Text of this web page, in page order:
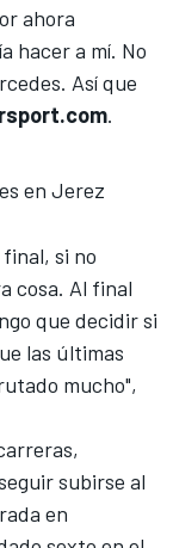
ahora
hacer a mí. No
Así que
.
en Jerez
si no
cosa. Al final
que decidir si
las últimas
mucho",
subirse al
en